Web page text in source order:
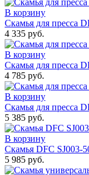
В корзину
Скамья для пресса
4 335 руб.
В корзину
Скамья для пресса
4 785 руб.
В корзину
Скамья для пресса
5 385 руб.
В корзину
Скамья DFC SJ003-
5 985 руб.